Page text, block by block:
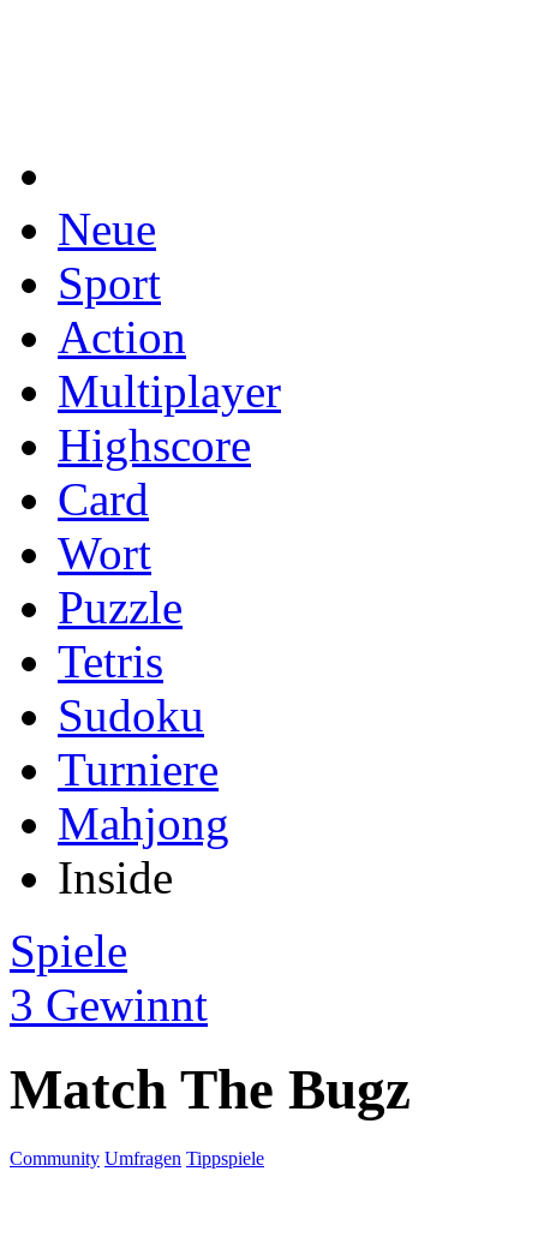
Neue
Sport
Action
Multiplayer
Highscore
Card
Wort
Puzzle
Tetris
Sudoku
Turniere
Mahjong
Inside
Spiele
3 Gewinnt
Match The Bugz
Community Umfragen Tippspiele